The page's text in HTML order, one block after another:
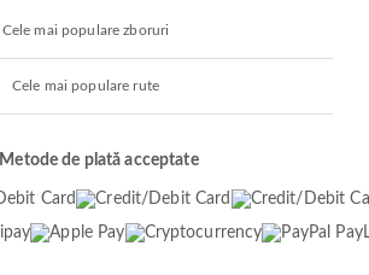
Cele mai populare zboruri
Cele mai populare rute
Metode de plată acceptate